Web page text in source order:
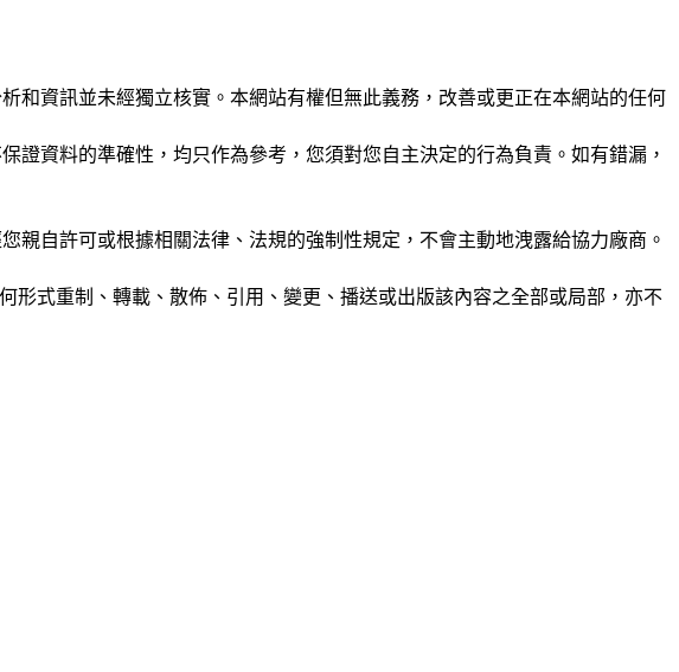
和資訊並未經獨立核實。本網站有權但無此義務，改善或更正在本網站的任何
證資料的準確性，均只作為參考，您須對您自主決定的行為負責。如有錯漏，
親自許可或根據相關法律、法規的強制性規定，不會主動地洩露給協力廠商。
形式重制、轉載、散佈、引用、變更、播送或出版該內容之全部或局部，亦不